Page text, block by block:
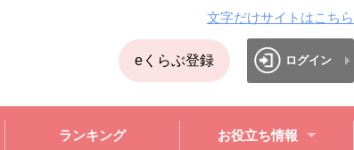
文字だけサイトはこちら
eくらぶ登録 ログイン
ランキング お役立ち情報